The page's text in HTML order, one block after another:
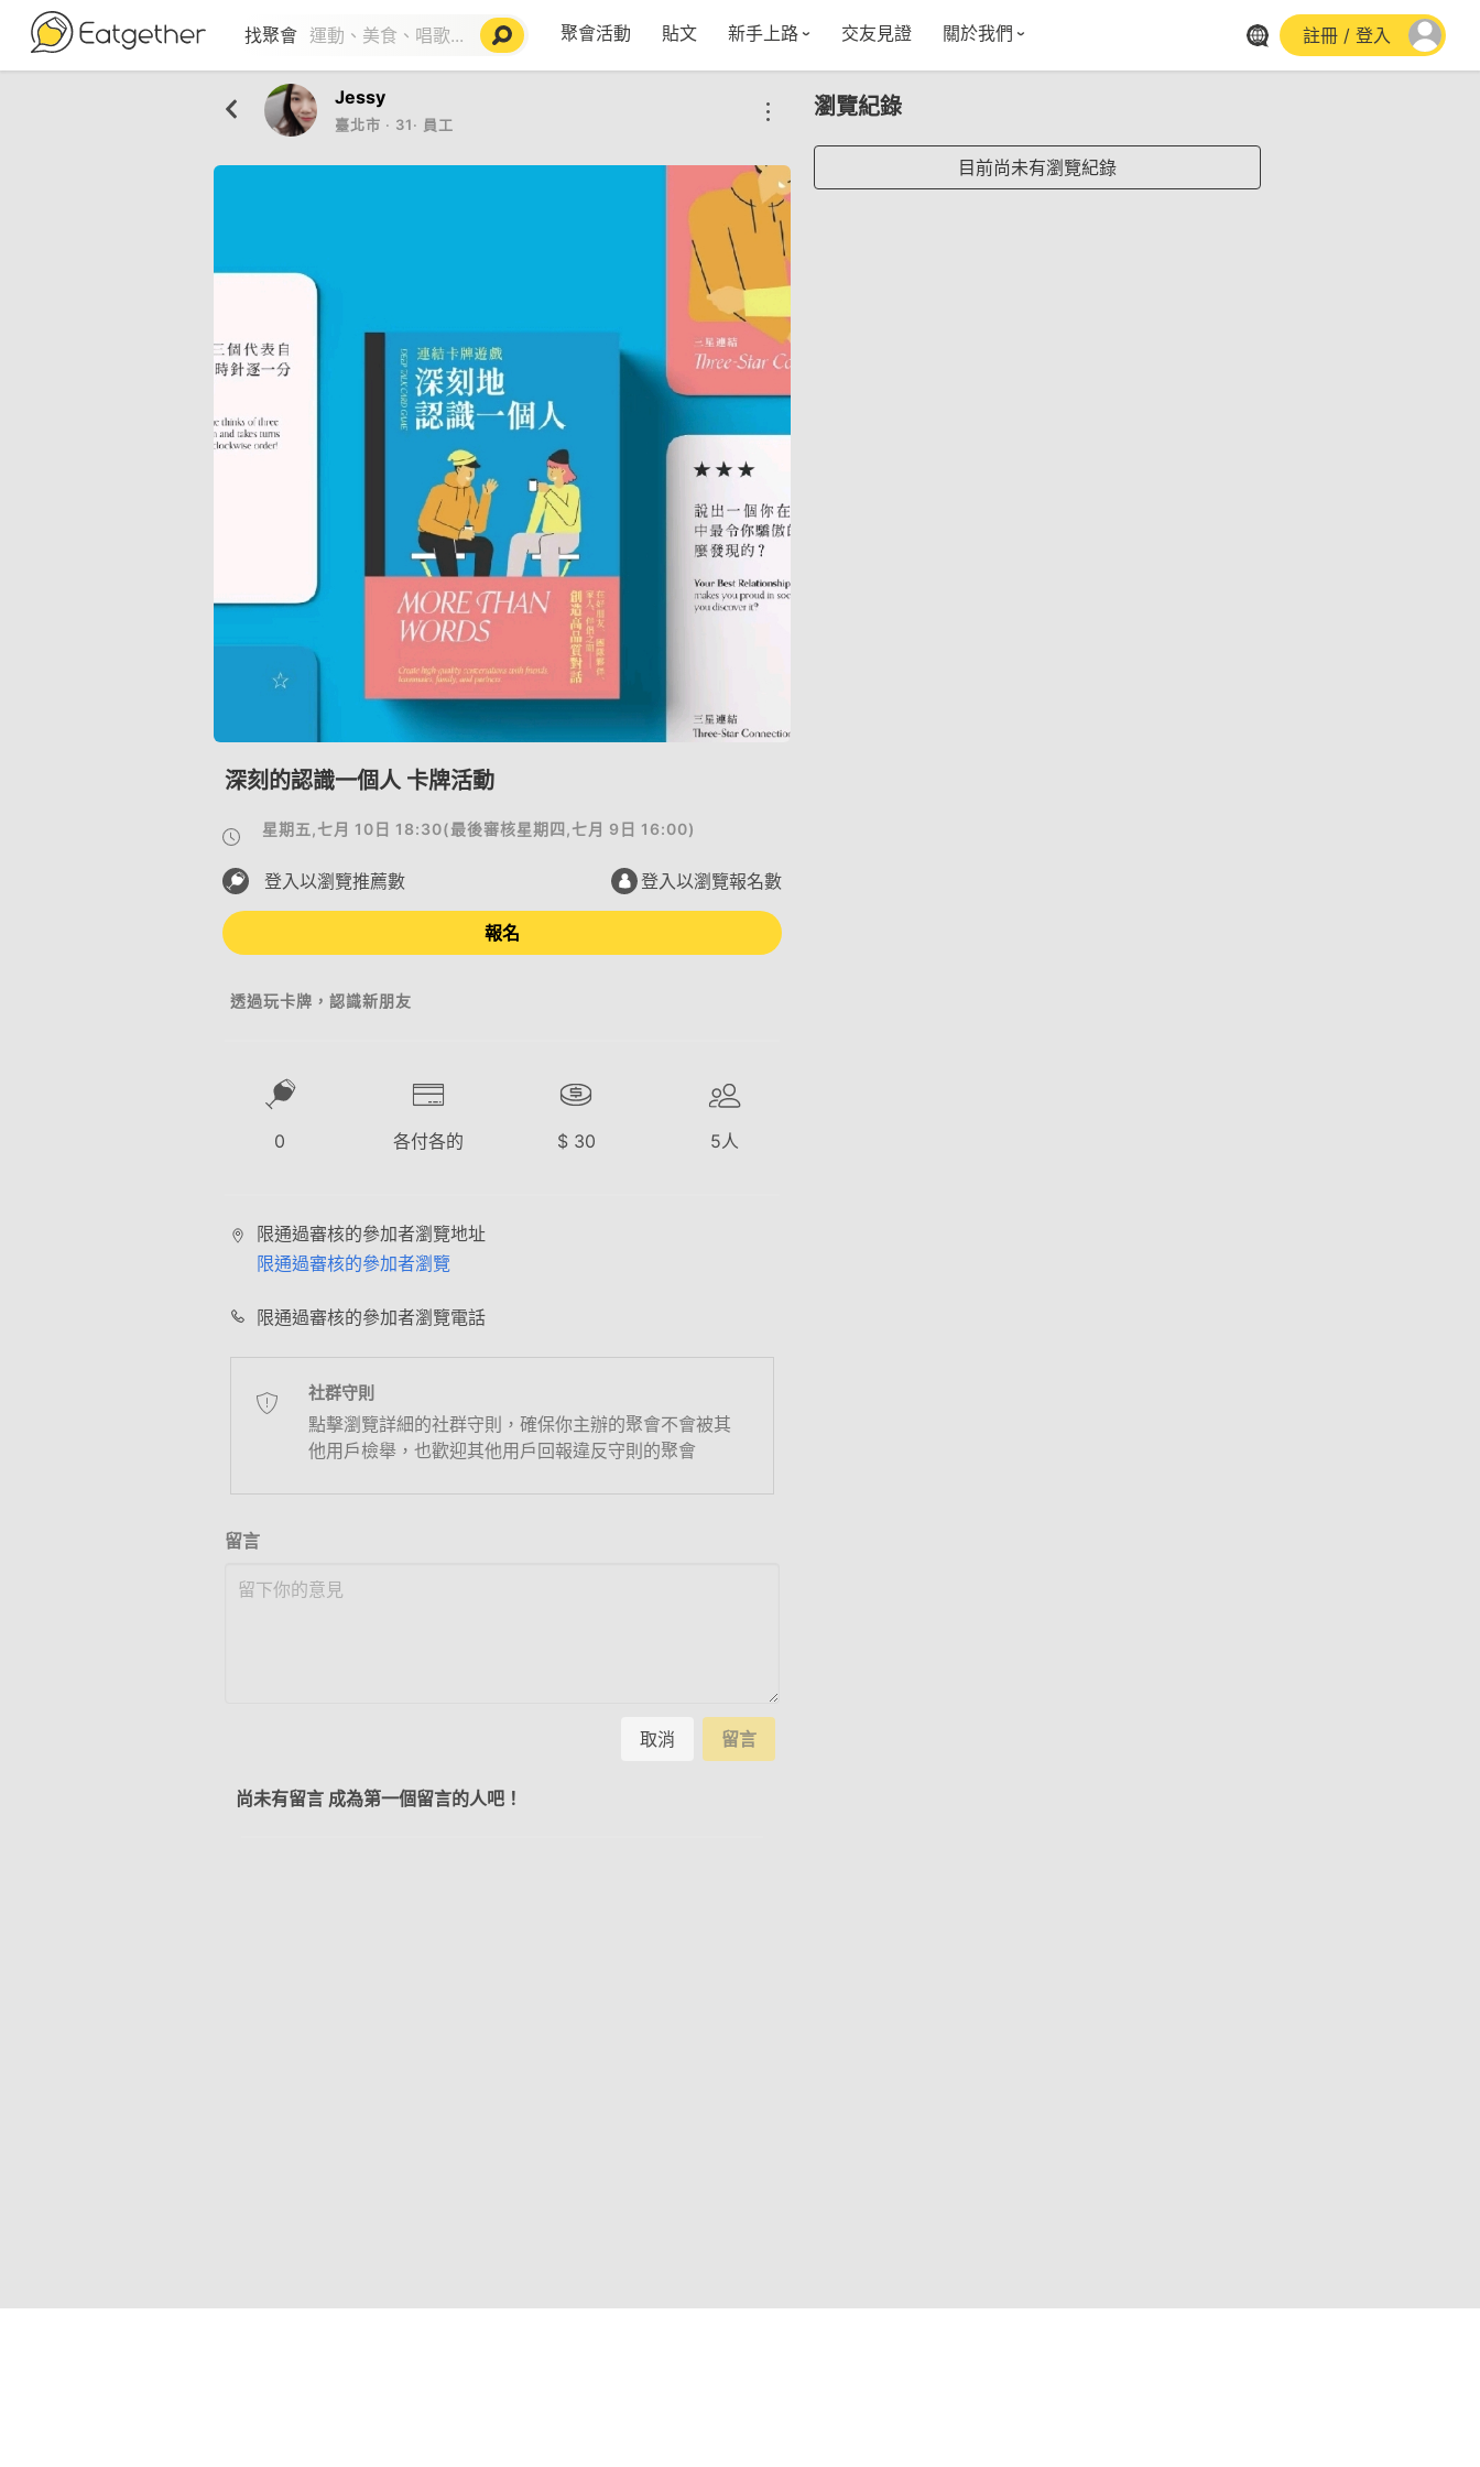
找聚會 聚會活動 貼文 新手上路
五大功能
VIP獨享
使用者指南
如何報名/舉辦聚會
常見Q&A
聚會主題推薦
節日特輯企劃
交友見證 關於我們
instagram
註冊 / 登入
Jessy
臺北市 ‧ 31‧ 員工
深刻的認識一個人 卡牌活動
星期五,七月 10日 18:30(最後審核星期四,七月 9日 16:00)
登入以瀏覽推薦數 登入以瀏覽報名數
報名
透過玩卡牌，認識新朋友
0 各付各的 $ 30 5人
限通過審核的參加者瀏覽地址
限通過審核的參加者瀏覽
限通過審核的參加者瀏覽電話
社群守則
點擊瀏覽詳細的社群守則，確保你主辦的聚會不會被其
他用戶檢舉，也歡迎其他用戶回報違反守則的聚會
留言
取消 留言
尚未有留言 成為第一個留言的人吧！
瀏覽紀錄
目前尚未有瀏覽紀錄